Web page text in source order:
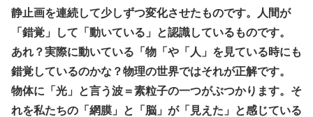
静止画を連続して少しずつ変化させたものです。人間が
「錯覚」して「動いている」と認識しているものです。
あれ？実際に動いている「物「や「人」を見ている時にも
錯覚しているのかな？物理の世界ではそれが正解です。
物体に「光」と言う波＝素粒子の一つがぶつかります。そ
れを私たちの「網膜」と「脳」が「見えた」と感じている